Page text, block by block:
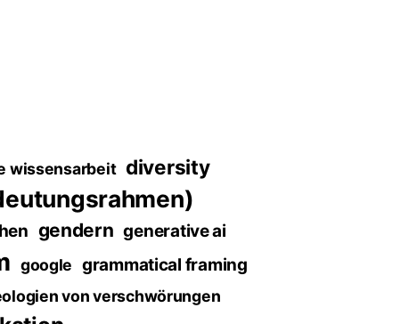
wissensarbeit diversity
gendern generative ai
google grammatical framing
von verschwörungen